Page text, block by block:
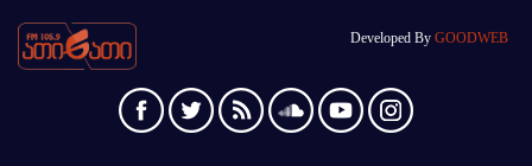
Developed By GOODWEB